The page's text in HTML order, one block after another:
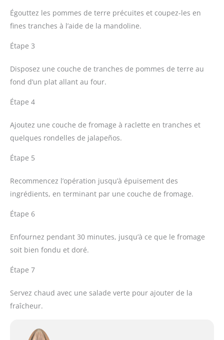
Égouttez les pommes de terre précuites et coupez-les en
fines tranches à l’aide de la mandoline.
Étape 3
Disposez une couche de tranches de pommes de terre au
fond d’un plat allant au four.
Étape 4
Ajoutez une couche de fromage à raclette en tranches et
quelques rondelles de jalapeños.
Étape 5
Recommencez l’opération jusqu’à épuisement des
ingrédients, en terminant par une couche de fromage.
Étape 6
Enfournez pendant 30 minutes, jusqu’à ce que le fromage
soit bien fondu et doré.
Étape 7
Servez chaud avec une salade verte pour ajouter de la
fraîcheur.